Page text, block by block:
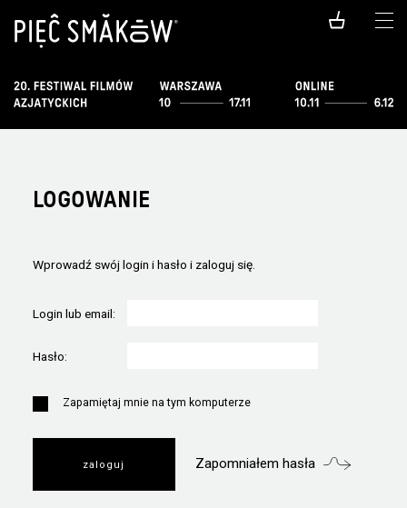
LOGOWANIE
Wprowadź swój login i hasło i zaloguj się.
Login lub email:
Hasło:
Zapamiętaj mnie na tym komputerze
Zapomniałem hasła